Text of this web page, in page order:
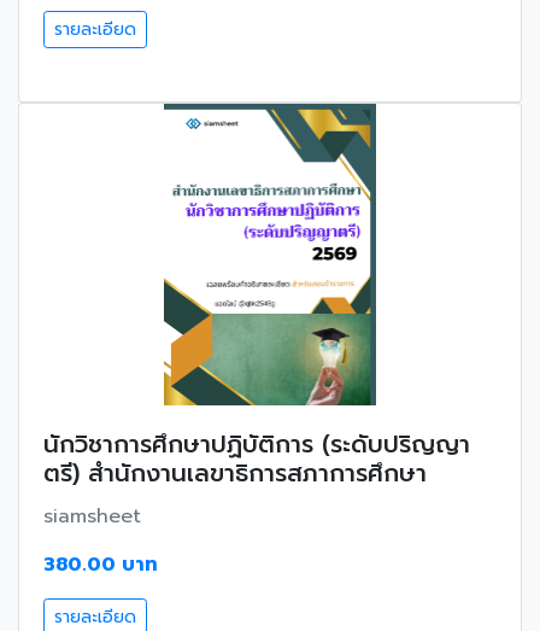
รายละเอียด
นักวิชาการศึกษาปฏิบัติการ (ระดับปริญญา
ตรี) สำนักงานเลขาธิการสภาการศึกษา
siamsheet
380.00 บาท
รายละเอียด